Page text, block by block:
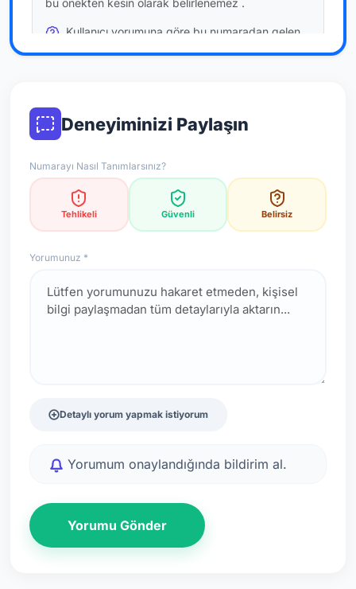
bu önekten kesin olarak belirlenemez .
Kullanıcı yorumuna göre bu numaradan gelen
çağrılaratemkinli yaklaşmanızönerilir; bu bir site
resmi doğrulama niteliği taşımaz.
*Not: Değerlendirmeler onaylı kullanıcı yorumlarına göre
güncellenir.
Deneyiminizi Paylaşın
Numarayı Nasıl Tanımlarsınız?
Tehlikeli Güvenli Belirsiz
Yorumunuz *
Detaylı yorum yapmak istiyorum
Yorumum onaylandığında bildirim al.
Yorumu Gönder